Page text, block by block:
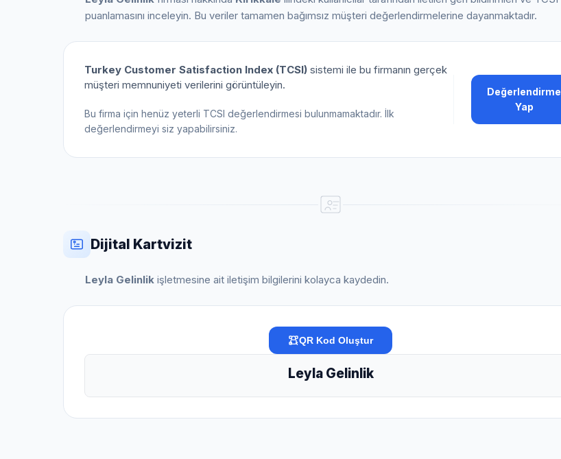
puanlamasını inceleyin. Bu veriler tamamen bağımsız müşteri değerlendirmelerine dayanmaktadır.
Turkey Customer Satisfaction Index (TCSI) sistemi ile bu firmanın gerçek
müşteri memnuniyeti verilerini görüntüleyin.
Bu firma için henüz yeterli TCSI değerlendirmesi bulunmamaktadır. İlk
değerlendirmeyi siz yapabilirsiniz.
Değerlendirme
Yap
Dijital Kartvizit
Leyla Gelinlik işletmesine ait iletişim bilgilerini kolayca kaydedin.
QR Kod Oluştur
Leyla Gelinlik